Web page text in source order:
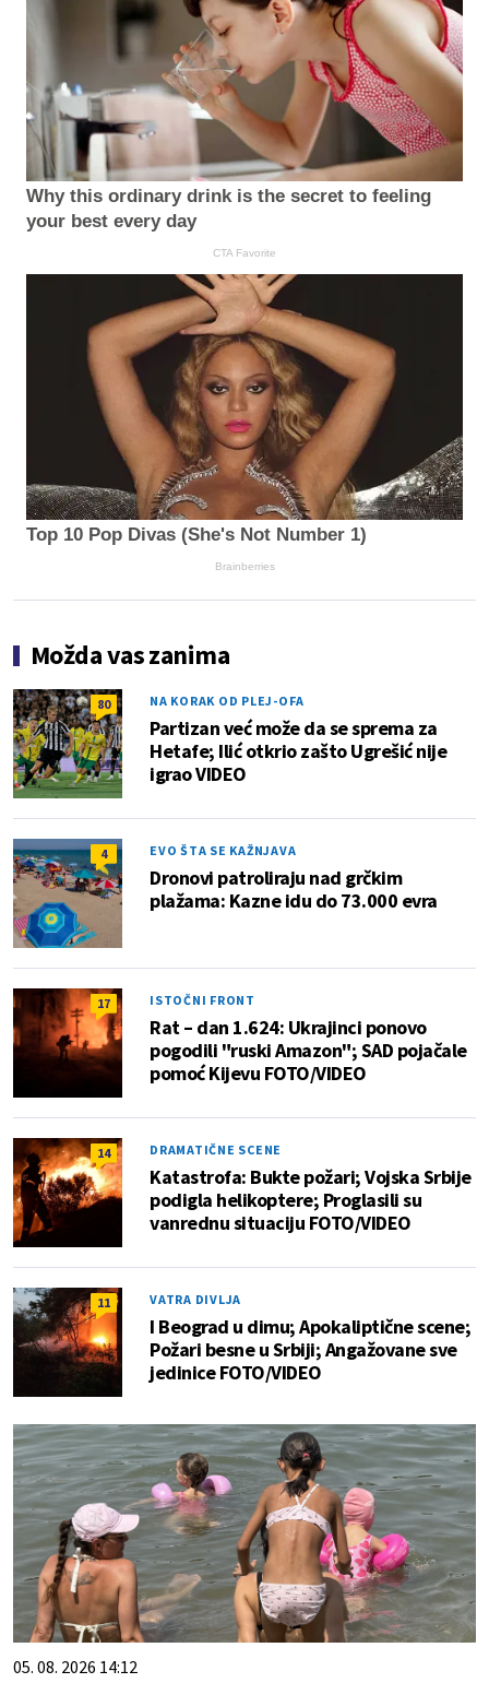
Why this ordinary drink is the secret to feeling
your best every day
CTA Favorite
Top 10 Pop Divas (She's Not Number 1)
Brainberries
Možda vas zanima
80 NA KORAK OD PLEJ-OFA
Partizan već može da se sprema za
Hetafe; Ilić otkrio zašto Ugrešić nije
igrao VIDEO
4 EVO ŠTA SE KAŽNJAVA
Dronovi patroliraju nad grčkim
plažama: Kazne idu do 73.000 evra
17 ISTOČNI FRONT
Rat – dan 1.624: Ukrajinci ponovo
pogodili "ruski Amazon"; SAD pojačale
pomoć Kijevu FOTO/VIDEO
14 DRAMATIČNE SCENE
Katastrofa: Bukte požari; Vojska Srbije
podigla helikoptere; Proglasili su
vanrednu situaciju FOTO/VIDEO
11 VATRA DIVLJA
I Beograd u dimu; Apokaliptične scene;
Požari besne u Srbiji; Angažovane sve
jedinice FOTO/VIDEO
05. 08. 2026 14:12